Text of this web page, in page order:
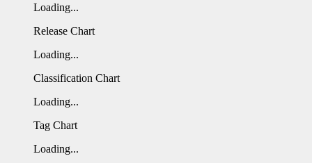
Loading...
Release Chart
Loading...
Classification Chart
Loading...
Tag Chart
Loading...